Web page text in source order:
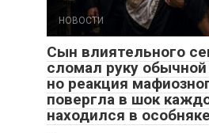
НОВОСТИ
Сын влиятельного
сломал руку обычной
но реакция
повергла в шок
находился в